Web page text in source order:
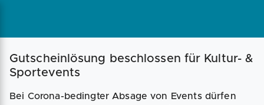
Magazin Businessplan Fördermittel
Gutscheinlösung beschlossen für Kultur- &
Sportevents
Bei Corona-bedingter Absage von Events dürfen